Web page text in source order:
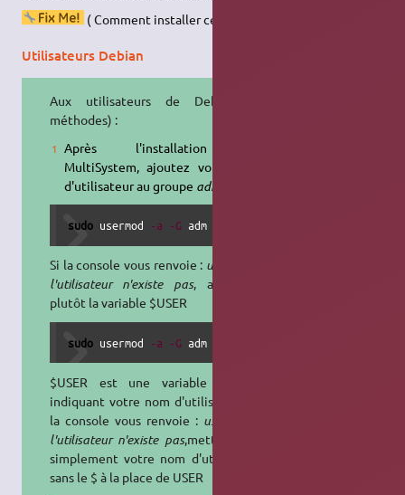
( Comment installer ce paquet dans ubuntu 18.04 ?)
Utilisateurs Debian
Aux utilisateurs de Debian (2
méthodes) :
Après l'installation de
MultiSystem, ajoutez votre nom
d'utilisateur au groupe adm
sudo usermod -a -G adm
Si la console vous renvoie : usermod :
l'utilisateur n'existe pas, appliquer
plutôt la variable $USER
sudo usermod -a -G adm
$USER est une variable globale
indiquant votre nom d'utilisateur. Si
la console vous renvoie : usermod :
l'utilisateur n'existe pas,mettez tout
simplement votre nom d'utilisateur
sans le $ à la place de USER